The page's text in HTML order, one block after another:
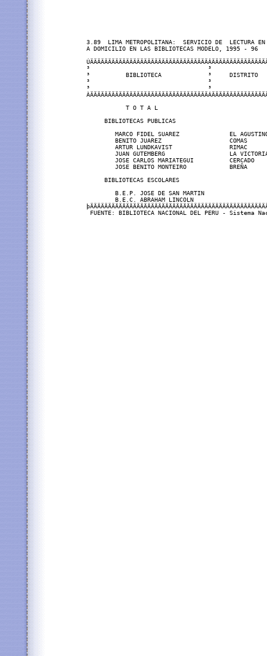
3.89  LIMA METROPOLITANA:  SERVICIO DE  LECTURA EN
A DOMICILIO EN LAS BIBLIOTECAS MODELO, 1995 - 96
³                                 ³                     ³
³          BIBLIOTECA             ³     DISTRITO
³                                 ³
³                                 ³
T O T A L
BIBLIOTECAS PUBLICAS
MARCO FIDEL SUAREZ              EL
BENITO JUAREZ                   COMAS
ARTUR LUNDKAVIST                RIMAC
JUAN GUTEMBERG                  LA
JOSE CARLOS MARIATEGUI
JOSE BENITO MONTEIRO            BREÑA
BIBLIOTECAS ESCOLARES
B.E.P. JOSE DE SAN MARTIN
B.E.C. ABRAHAM LINCOLN